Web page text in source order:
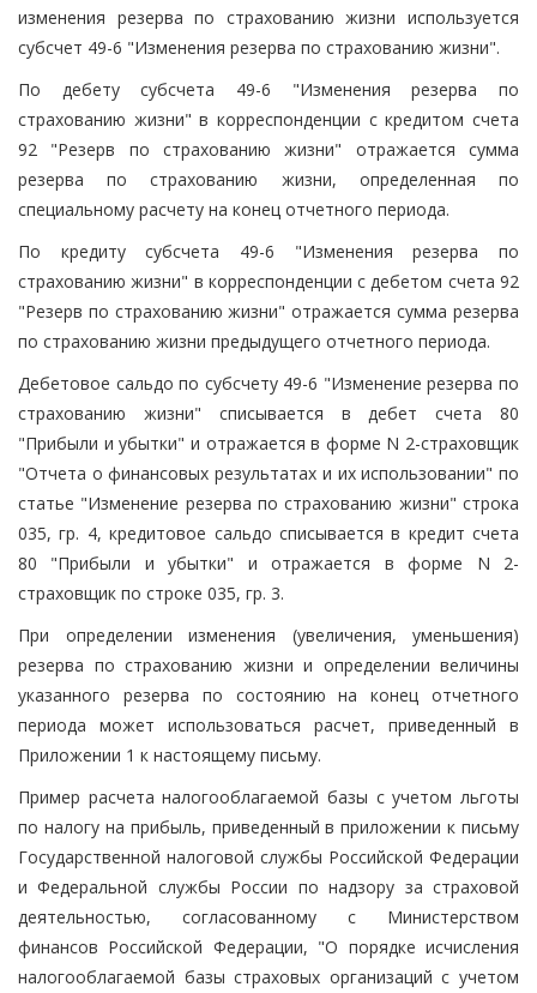
изменения резерва по страхованию жизни используется
субсчет 49-6 "Изменения резерва по страхованию жизни".
По дебету субсчета 49-6 "Изменения резерва по
страхованию жизни" в корреспонденции с кредитом счета
92 "Резерв по страхованию жизни" отражается сумма
резерва по страхованию жизни, определенная по
специальному расчету на конец отчетного периода.
По кредиту субсчета 49-6 "Изменения резерва по
страхованию жизни" в корреспонденции с дебетом счета 92
"Резерв по страхованию жизни" отражается сумма резерва
по страхованию жизни предыдущего отчетного периода.
Дебетовое сальдо по субсчету 49-6 "Изменение резерва по
страхованию жизни" списывается в дебет счета 80
"Прибыли и убытки" и отражается в форме N 2-страховщик
"Отчета о финансовых результатах и их использовании" по
статье "Изменение резерва по страхованию жизни" строка
035, гр. 4, кредитовое сальдо списывается в кредит счета
80 "Прибыли и убытки" и отражается в форме N 2-
страховщик по строке 035, гр. 3.
При определении изменения (увеличения, уменьшения)
резерва по страхованию жизни и определении величины
указанного резерва по состоянию на конец отчетного
периода может использоваться расчет, приведенный в
Приложении 1 к настоящему письму.
Пример расчета налогооблагаемой базы с учетом льготы
по налогу на прибыль, приведенный в приложении к письму
Государственной налоговой службы Российской Федерации
и Федеральной службы России по надзору за страховой
деятельностью, согласованному с Министерством
финансов Российской Федерации, "О порядке исчисления
налогооблагаемой базы страховых организаций с учетом